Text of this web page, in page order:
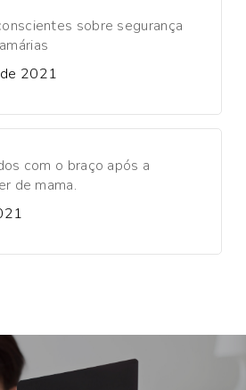
sobre segurança
2021
com o braço após a
de mama.